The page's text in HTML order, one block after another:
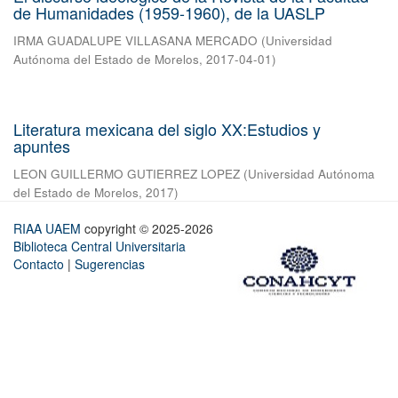
de Humanidades (1959-1960), de la UASLP
IRMA GUADALUPE VILLASANA MERCADO (Universidad
Autónoma del Estado de Morelos, 2017-04-01)
Literatura mexicana del siglo XX:Estudios y
apuntes
LEON GUILLERMO GUTIERREZ LOPEZ (Universidad Autónoma
del Estado de Morelos, 2017)
RIAA UAEM copyright © 2025-2026
Biblioteca Central Universitaria
Contacto | Sugerencias